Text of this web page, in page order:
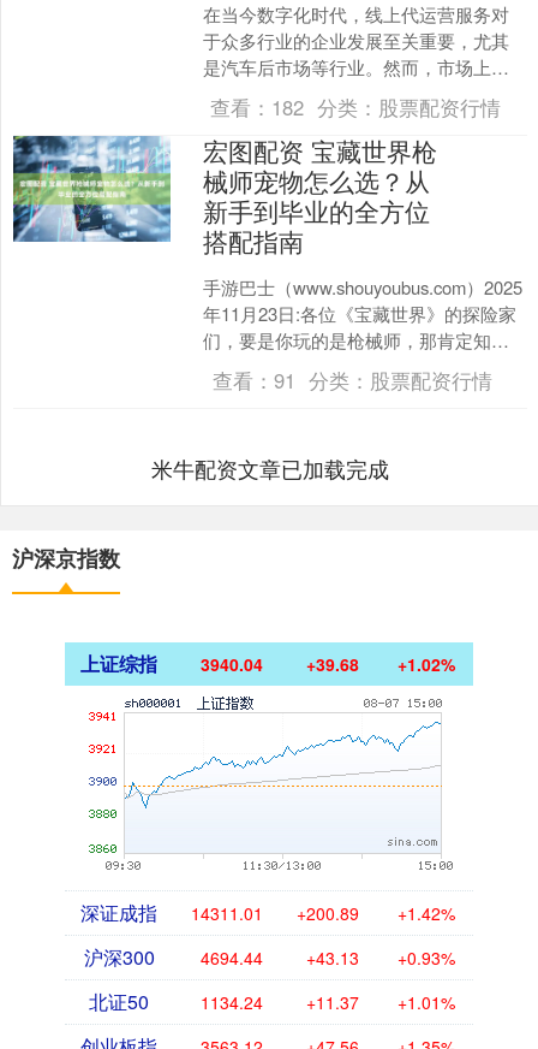
在当今数字化时代，线上代运营服务对
于众多行业的企业发展至关重要，尤其
是汽车后市场等行业。然而，市场上线
上代运营服务公司参差不齐，企业在选
择时往往会遇到诸多困扰。....
查看： 182 分类： 股票配资行情
宏图配资 宝藏世界枪
械师宠物怎么选？从
新手到毕业的全方位
搭配指南
手游巴士（www.shouyoubus.com）2025
年11月23日:各位《宝藏世界》的探险家
们，要是你玩的是枪械师，那肯定知道
这个职业的核心就是 “远程火力....
查看：91 分类： 股票配资行情
米牛配资文章已加载完成
沪深京指数
上证综指 3940.04 +39.68 +1.02%
深证成指 14311.01 +200.89 +1.42%
沪深300 4694.44 +43.13 +0.93%
北证50 1134.24 +11.37 +1.01%